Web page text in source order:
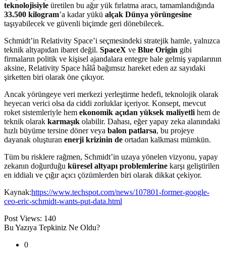
teknolojisiyle üretilen bu ağır yük fırlatma aracı, tamamlandığında
33.500 kilogram’a kadar yükü alçak Dünya yörüngesine
taşıyabilecek ve güvenli biçimde geri dönebilecek.
Schmidt’in Relativity Space’i seçmesindeki stratejik hamle, yalnızca
teknik altyapıdan ibaret değil. SpaceX ve Blue Origin gibi
firmaların politik ve kişisel ajandalara entegre hale gelmiş yapılarının
aksine, Relativity Space hâlâ bağımsız hareket eden az sayıdaki
şirketten biri olarak öne çıkıyor.
Ancak yörüngeye veri merkezi yerleştirme hedefi, teknolojik olarak
heyecan verici olsa da ciddi zorluklar içeriyor. Konsept, mevcut
roket sistemleriyle hem ekonomik açıdan yüksek maliyetli hem de
teknik olarak karmaşık olabilir. Dahası, eğer yapay zeka alanındaki
hızlı büyüme tersine döner veya balon patlarsa, bu projeye
dayanak oluşturan enerji krizinin de ortadan kalkması mümkün.
Tüm bu risklere rağmen, Schmidt’in uzaya yönelen vizyonu, yapay
zekanın doğurduğu küresel altyapı problemlerine karşı geliştirilen
en iddialı ve çığır açıcı çözümlerden biri olarak dikkat çekiyor.
Kaynak:https://www.techspot.com/news/107801-former-google-
ceo-eric-schmidt-wants-put-data.html
Post Views: 140
Bu Yazıya Tepkiniz Ne Oldu?
0